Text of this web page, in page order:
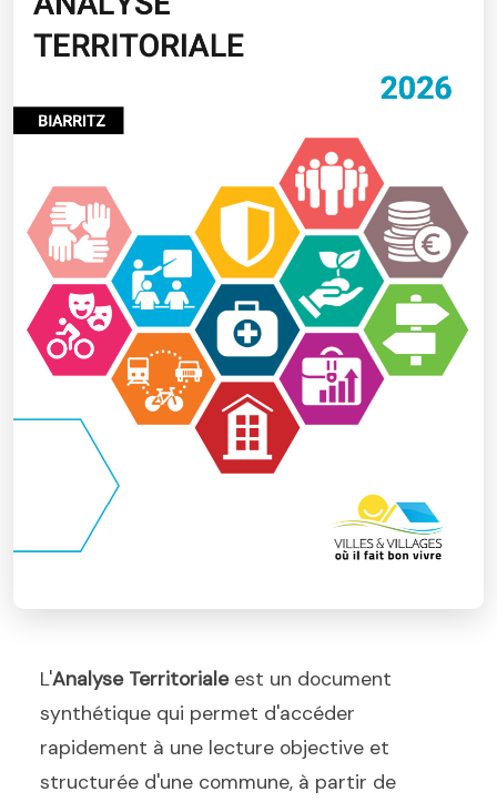
L'Analyse Territorialeest un document
synthétique qui permet d'accéder
rapidement à une lecture objective et
structurée d'une commune, à partir de